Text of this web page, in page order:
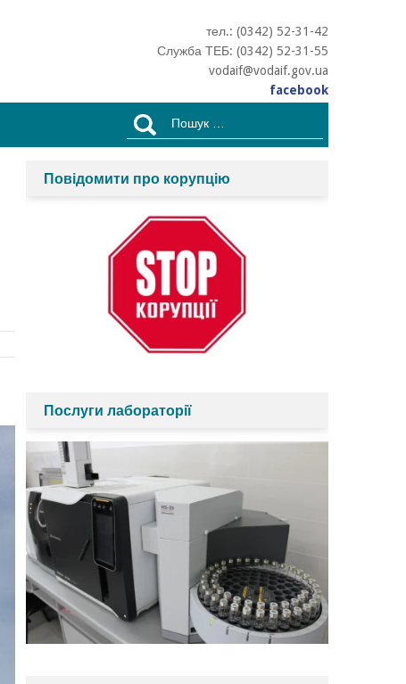
тел.: (0342) 52-31-42
Служба ТЕБ: (0342) 52-31-55
vodaif@vodaif.gov.ua
facebook
Пошук:
Повідомити про корупцію
Послуги лабораторії